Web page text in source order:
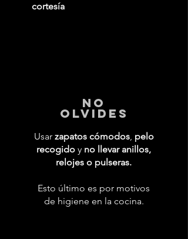
cortesía
No
Olvides
Usar zapatos cómodos, pelo
recogido y no llevar anillos,
relojes o pulseras.
Esto último es por motivos
de higiene en la cocina.